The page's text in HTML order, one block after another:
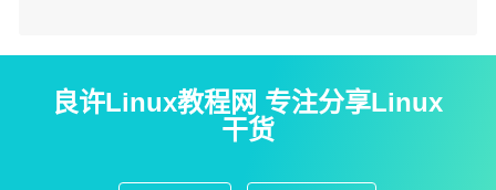
良许Linux教程网 专注分享Linux
干货